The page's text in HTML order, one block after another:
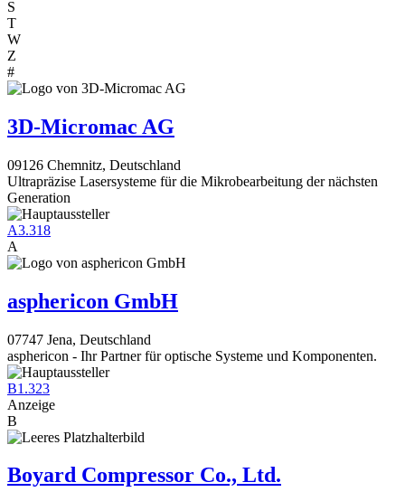
S
T
W
Z
#
3D-Micromac AG
09126 Chemnitz, Deutschland
Ultrapräzise Lasersysteme für die Mikrobearbeitung der nächsten
Generation
A3.318
A
asphericon GmbH
07747 Jena, Deutschland
asphericon - Ihr Partner für optische Systeme und Komponenten.
B1.323
Anzeige
B
Boyard Compressor Co., Ltd.